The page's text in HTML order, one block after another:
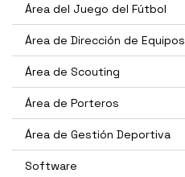
Área del Juego del Fútbol
Área de Dirección de Equipos
Área de Scouting
Área de Porteros
Área de Gestión Deportiva
Software